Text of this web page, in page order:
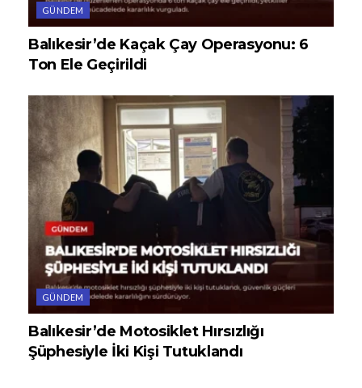
GÜNDEM
Balıkesir’de Kaçak Çay Operasyonu: 6
Ton Ele Geçirildi
GÜNDEM
Balıkesir’de Motosiklet Hırsızlığı
Şüphesiyle İki Kişi Tutuklandı